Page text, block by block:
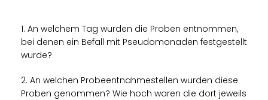
1. An welchem Tag wurden die Proben entnommen,
bei denen ein Befall mit Pseudomonaden festgestellt
wurde?
2. An welchen Probeentnahmestellen wurden diese
Proben genommen? Wie hoch waren die dort jeweils